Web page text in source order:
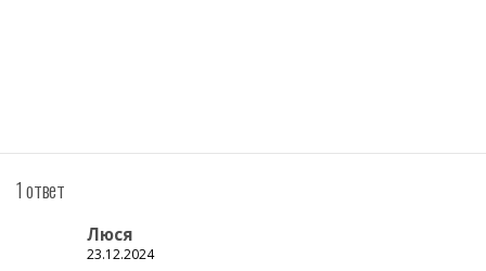
1 ответ
Люся
23.12.2024